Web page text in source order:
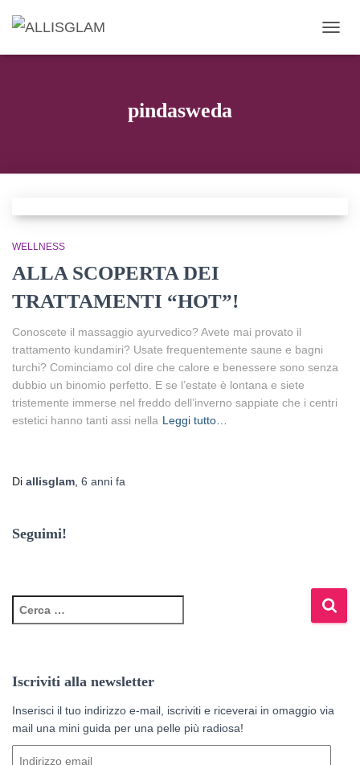
pindasweda
WELLNESS
ALLA SCOPERTA DEI
TRATTAMENTI “HOT”!
Conoscete il massaggio ayurvedico? Avete mai provato il
trattamento kundamiri? Usate frequentemente saune e bagni
turchi? Cominciamo col dire che calore e benessere sono senza
dubbio un binomio perfetto. E se l’estate è lontana e siete
tristemente immerse nel freddo dell’inverno sappiate che i centri
estetici hanno tanti assi nella Leggi tutto…
Di allisglam 6 anni fa
Seguimi!
i
r
a
p
e
Iscriviti alla newsletter
Inserisci il tuo indirizzo e-mail, iscriviti e riceverai in omaggio via
mail una mini guida per una pelle più radiosa!